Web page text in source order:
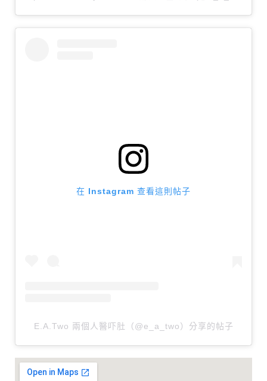
在 Instagram 查看這則帖子
E.A.Two 兩個人醫吓肚（@e_a_two）分享的帖子